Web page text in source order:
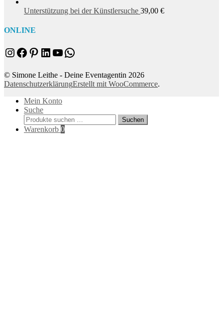
Unterstützung bei der Künstlersuche 39,00 €
ONLINE
Instagram
Facebook
Pinterest
LinkedIn
YouTube
WhatsApp
© Simone Leithe - Deine Eventagentin 2026
DatenschutzerklärungErstellt mit WooCommerce.
Mein Konto
Suche
Suchen
nach:
Suchen
Warenkorb 0